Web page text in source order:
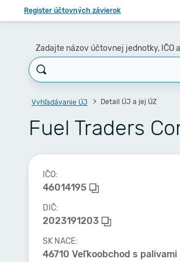
Register účtovných závierok
Zadajte názov účtovnej jednotky, IČO
Vyhľadávanie ÚJ Detail ÚJ a jej ÚZ
Fuel Traders
IČO:
46014195
DIČ:
2023191203
SK NACE:
46710 Veľkoobchod s palivami